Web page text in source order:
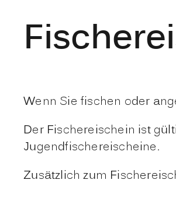
Wenn Sie fischen oder
Der Fischereischein ist
Jugendfischereischeine.
Zusätzlich zum